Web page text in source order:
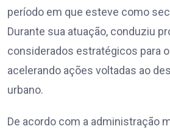
período em que esteve como
Durante sua atuação, conduziu
considerados estratégicos para
acelerando ações voltadas ao
urbano.
De acordo com a administração